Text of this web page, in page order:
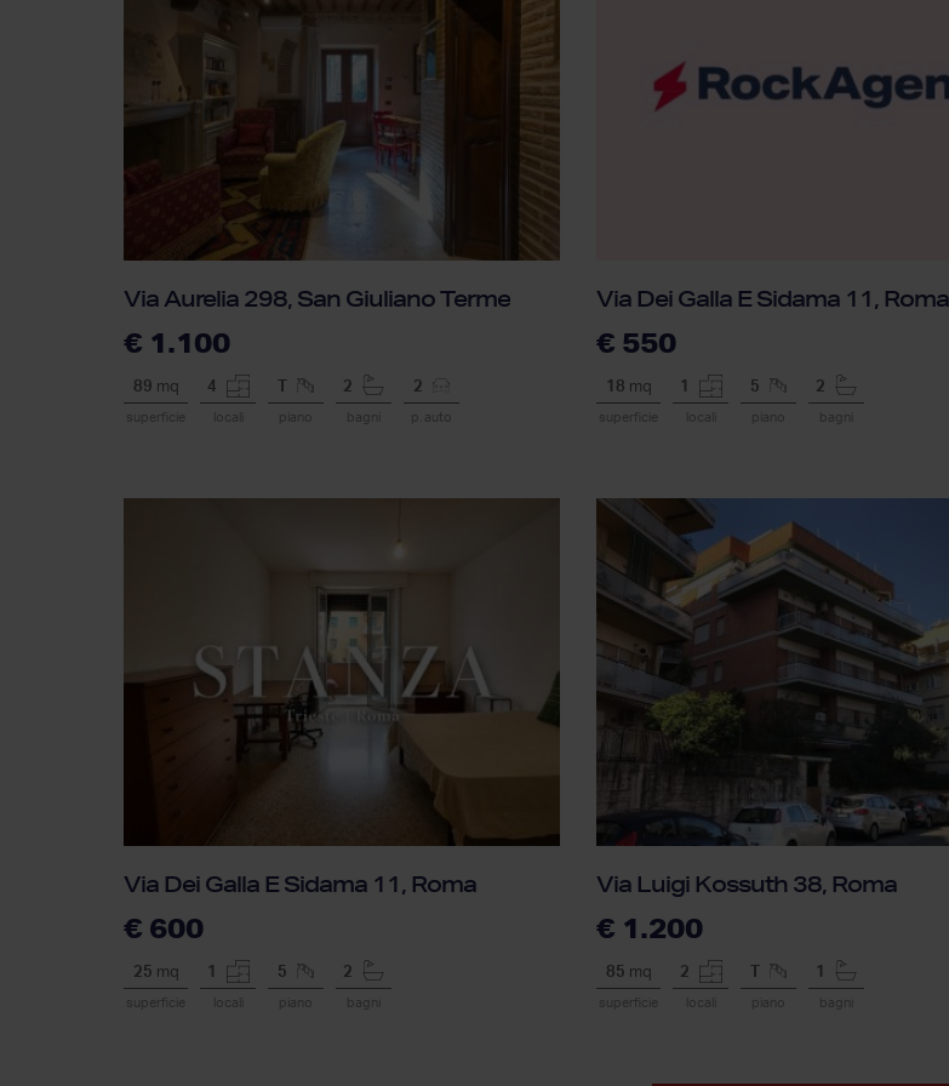
Via Aurelia 298, San Giuliano Terme
€ 1.100
89 mq
superficie
4
locali piano
2
bagni
2
p. auto
Via Dei Galla E Sidama 11, Roma
€ 550
18 mq
superficie
1
locali
5
piano
2
bagni
Via Dei Galla E Sidama 11, Roma
€ 600
25 mq
superficie
1
locali
5
piano
2
bagni
Via Luigi Kossuth 38, Roma
€ 1.200
85 mq
superficie
2
locali piano
1
bagni